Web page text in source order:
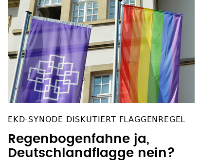
EKD-SYNODE DISKUTIERT FLAGGENREGEL
Regenbogenfahne ja,
Deutschlandflagge nein?